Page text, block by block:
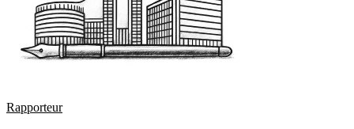
Rapporteur